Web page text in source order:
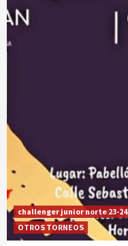
challenger junior norte 23-24
OTROS TORNEOS